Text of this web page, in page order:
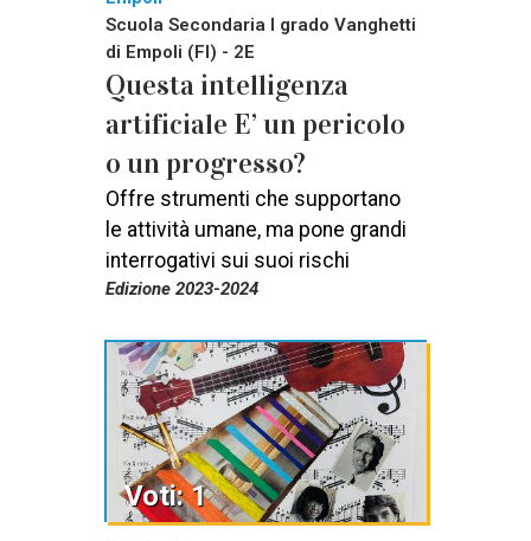
Scuola Secondaria I grado Vanghetti
di Empoli (FI) - 2E
Questa intelligenza
artificiale E’ un pericolo
o un progresso?
Offre strumenti che supportano
le attività umane, ma pone grandi
interrogativi sui suoi rischi
Edizione 2023-2024
Voti: 1